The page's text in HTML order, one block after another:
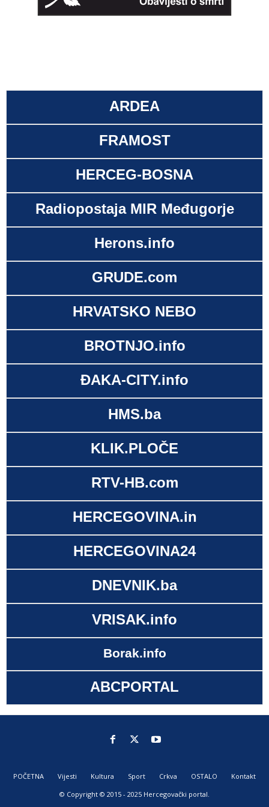
ARDEA
FRAMOST
HERCEG-BOSNA
Radiopostaja MIR Međugorje
Herons.info
GRUDE.com
HRVATSKO NEBO
BROTNJO.info
ĐAKA-CITY.info
HMS.ba
KLIK.PLOČE
RTV-HB.com
HERCEGOVINA.in
HERCEGOVINA24
DNEVNIK.ba
VRISAK.info
Borak.info
ABCPORTAL
POČETNA Vijesti Kultura Sport Crkva OSTALO
Kontakt
© Copyright © 2015 - 2025 Hercegovački portal.